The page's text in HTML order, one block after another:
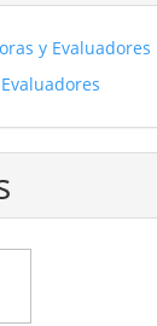
y Evaluadores